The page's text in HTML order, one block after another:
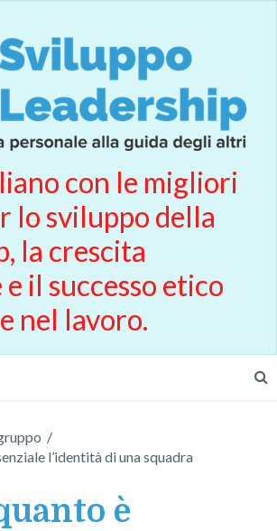
con le migliori
lo sviluppo della
la crescita
il successo etico
nel lavoro.
/
l’identità di una squadra
è